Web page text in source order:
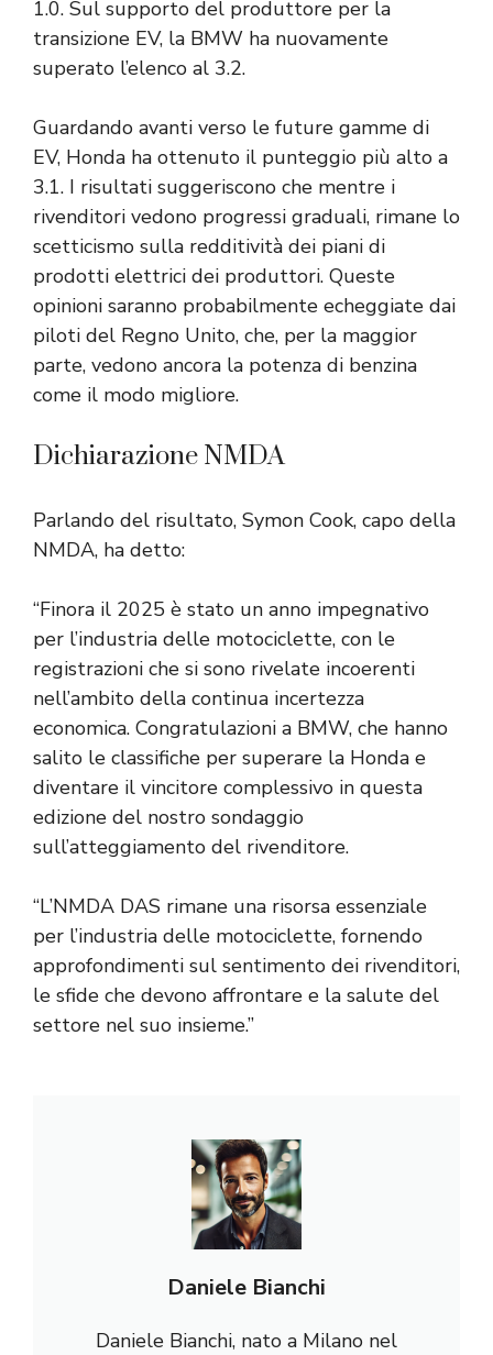
1.0. Sul supporto del produttore per la
transizione EV, la BMW ha nuovamente
superato l’elenco al 3.2.
Guardando avanti verso le future gamme di
EV, Honda ha ottenuto il punteggio più alto a
3.1. I risultati suggeriscono che mentre i
rivenditori vedono progressi graduali, rimane lo
scetticismo sulla redditività dei piani di
prodotti elettrici dei produttori. Queste
opinioni saranno probabilmente echeggiate dai
piloti del Regno Unito, che, per la maggior
parte, vedono ancora la potenza di benzina
come il modo migliore.
Dichiarazione NMDA
Parlando del risultato, Symon Cook, capo della
NMDA, ha detto:
“Finora il 2025 è stato un anno impegnativo
per l’industria delle motociclette, con le
registrazioni che si sono rivelate incoerenti
nell’ambito della continua incertezza
economica. Congratulazioni a BMW, che hanno
salito le classifiche per superare la Honda e
diventare il vincitore complessivo in questa
edizione del nostro sondaggio
sull’atteggiamento del rivenditore.
“L’NMDA DAS rimane una risorsa essenziale
per l’industria delle motociclette, fornendo
approfondimenti sul sentimento dei rivenditori,
le sfide che devono affrontare e la salute del
settore nel suo insieme.”
Daniele Bianchi
Daniele Bianchi, nato a Milano nel